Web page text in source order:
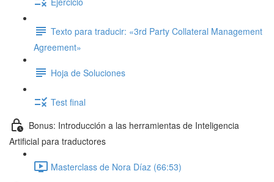
Texto para traducir: «3rd Party Collateral Management
Agreement»
Hoja de Soluciones
Test final
Bonus: Introducción a las herramientas de Inteligencia
Artificial para traductores
Masterclass de Nora Díaz (66:53)